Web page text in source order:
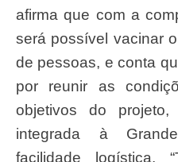
afirma que com a
será possível vacinar
de pessoas, e conta
por reunir as
objetivos do
integrada à
facilidade logística.